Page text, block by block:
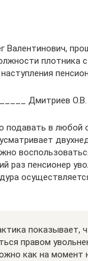
Валентинович,
плотника
Дмитриев О.В.
в любой
раз пенсионер
показывает,
правом
как на момент